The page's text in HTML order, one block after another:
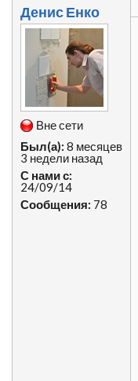
Денис Енко
Вне сети
Был(а): 8 месяцев
3 недели назад
С нами с:
24/09/14
Сообщения: 78